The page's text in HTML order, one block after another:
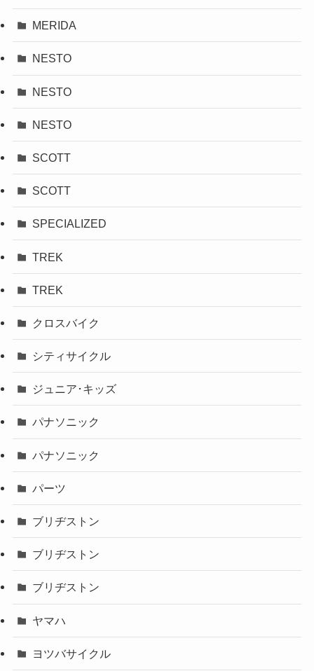
MERIDA
NESTO
NESTO
NESTO
SCOTT
SCOTT
SPECIALIZED
TREK
TREK
クロスバイク
シティサイクル
ジュニア･キッズ
パナソニック
パナソニック
パーツ
ブリヂストン
ブリヂストン
ブリヂストン
ヤマハ
ヨツバサイクル